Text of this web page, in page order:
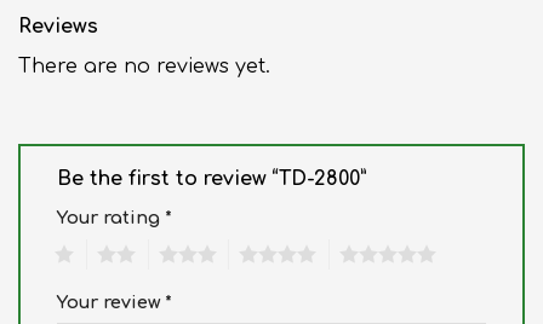
Reviews
There are no reviews yet.
Be the first to review “TD-2800”
Your rating *
Your review *